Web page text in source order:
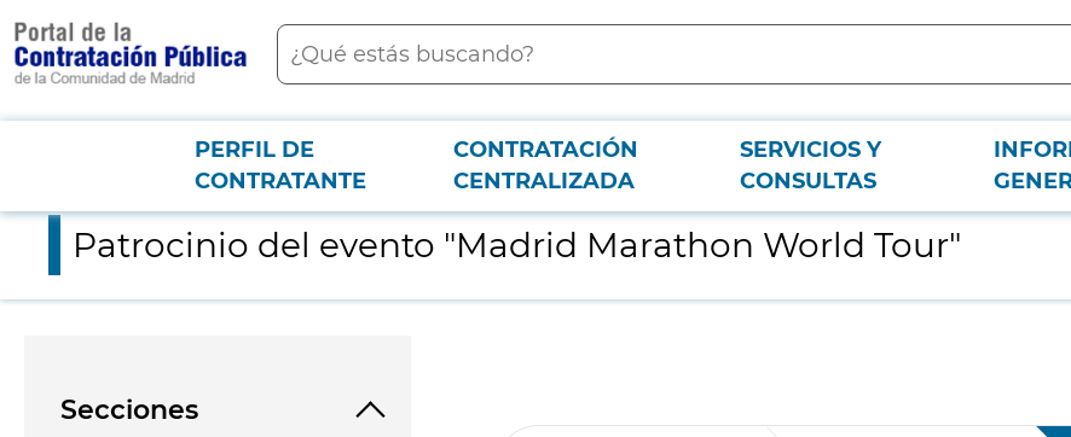
contenido
principal
Buscar
Menú PCON
PERFIL DE
CONTRATANTE
CONTRATACIÓN
CENTRALIZADA
SERVICIOS Y
CONSULTAS
Patrocinio del evento "Madrid Marathon World Tour"
Patrocinio del evento "Madrid Marathon World Tour"
Secciones